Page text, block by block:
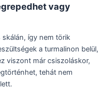
vagy
így nem törik
a turmalinon belül,
viszont már csiszoláskor,
tehát nem